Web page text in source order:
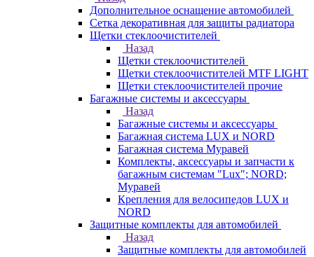
Дополнительное оснащение автомобилей
Сетка декоративная для защиты радиатора
Щетки стеклоочистителей
Назад
Щетки стеклоочистителей
Щетки стеклоочистителей MTF LIGHT
Щетки стеклоочистителей прочие
Багажные системы и аксессуары
Назад
Багажные системы и аксессуары
Багажная система LUX и NORD
Багажная система Муравей
Комплекты, аксессуары и запчасти к
багажным системам "Lux"; NORD;
Муравей
Крепления для велосипедов LUX и
NORD
Защитные комплекты для автомобилей
Назад
Защитные комплекты для автомобилей